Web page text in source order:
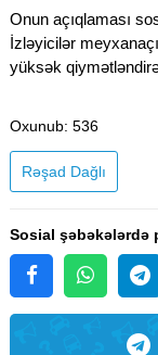
Onun açıqlaması
İzləyicilər
yüksək
Oxunub: 536
Rəşad Dağlı
Sosial şəbəkələrdə